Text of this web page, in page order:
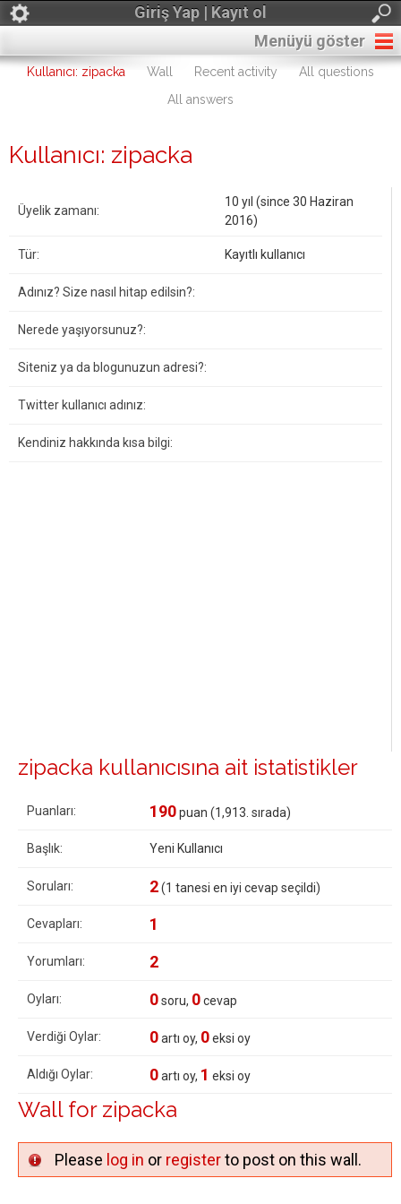
Giriş Yap | Kayıt ol
Menüyü göster
Kullanıcı: zipacka Wall Recent activity
All questions
All answers
Kullanıcı: zipacka
Üyelik zamanı:
10 yıl (since 30 Haziran
2016)
Tür: Kayıtlı kullanıcı
Adınız? Size nasıl hitap edilsin?:
Nerede yaşıyorsunuz?:
Siteniz ya da blogunuzun adresi?:
Twitter kullanıcı adınız:
Kendiniz hakkında kısa bilgi:
zipacka kullanıcısına ait istatistikler
Puanları: 190puan (1,913 . sırada)
Başlık: Yeni Kullanıcı
Soruları: 2(1 tanesi en iyi cevap seçildi)
Cevapları: 1
Yorumları: 2
Oyları: 0soru, 0cevap
Verdiği Oylar: 0artı oy, 0eksi oy
Aldığı Oylar: 0artı oy, 1 eksi oy
Wall for zipacka
Please log in or registerto post on this wall.